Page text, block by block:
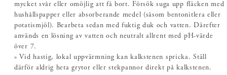
mycket svår eller omöjlig att få bort. Försök suga upp fläcken med
hushållspapper eller absorberande medel (såsom bentonitlera eller
potatismjöl). Bearbeta sedan med fuktig duk och vatten. Därefter
används en lösning av vatten och neutralt allrent med pH-värde
över 7.
» Vid hastig, lokal uppvärmning kan kalkstenen spricka. Ställ
därför aldrig heta grytor eller stekpannor direkt på kalkstenen.